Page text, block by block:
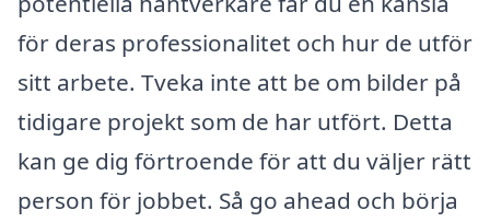
för deras professionalitet och hur de utför
sitt arbete. Tveka inte att be om bilder på
tidigare projekt som de har utfört. Detta
kan ge dig förtroende för att du väljer rätt
person för jobbet. Så go ahead och börja